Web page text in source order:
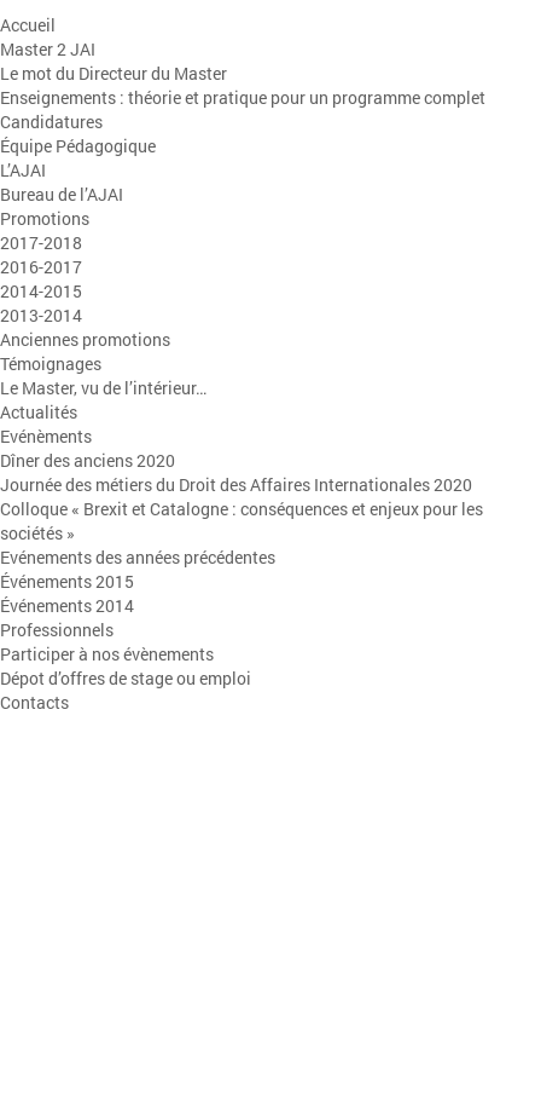
Accueil
Master 2 JAI
Le mot du Directeur du Master
Enseignements : théorie et pratique pour un programme complet
Candidatures
Équipe Pédagogique
L’AJAI
Bureau de l’AJAI
Promotions
2017-2018
2016-2017
2014-2015
2013-2014
Anciennes promotions
Témoignages
Le Master, vu de l’intérieur…
Actualités
Evénèments
Dîner des anciens 2020
Journée des métiers du Droit des Affaires Internationales 2020
Colloque « Brexit et Catalogne : conséquences et enjeux pour les
sociétés »
Evénements des années précédentes
Événements 2015
Événements 2014
Professionnels
Participer à nos évènements
Dépot d’offres de stage ou emploi
Contacts